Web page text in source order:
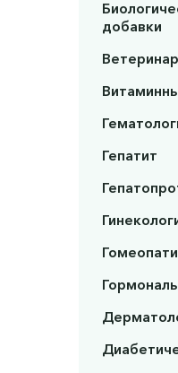
добавки
Гепатит